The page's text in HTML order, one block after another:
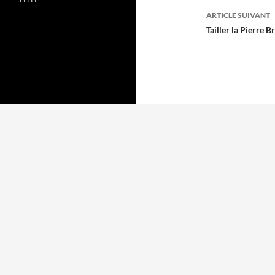
articles
ARTICLE SUIVANT
Tailler la Pierre